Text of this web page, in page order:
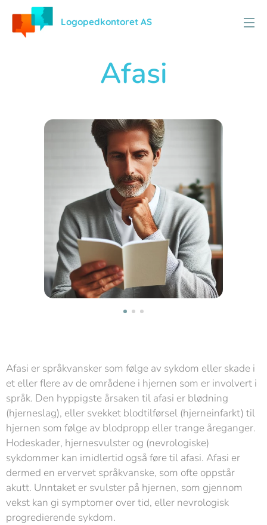
Logopedkontoret AS
Afasi
Afasi er språkvansker som følge av sykdom eller skade i
et eller flere av de områdene i hjernen som er involvert i
språk. Den hyppigste årsaken til afasi er blødning
(hjerneslag), eller svekket blodtilførsel (hjerneinfarkt) til
hjernen som følge av blodpropp eller trange åreganger.
Hodeskader, hjernesvulster og (nevrologiske)
sykdommer kan imidlertid også føre til afasi. Afasi er
dermed en ervervet språkvanske, som ofte oppstår
akutt. Unntaket er svulster på hjernen, som gjennom
vekst kan gi symptomer over tid, eller nevrologisk
progredierende sykdom.